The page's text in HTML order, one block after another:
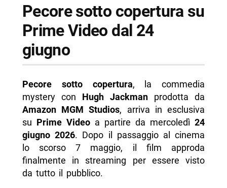
Pecore sotto copertura su
Prime Video dal 24
giugno
Pecore sotto copertura, la commedia
mystery con Hugh Jackman prodotta da
Amazon MGM Studios, arriva in esclusiva
su Prime Videoa partire da mercoledì24
giugno 2026. Dopo il passaggio al cinema
lo scorso 7 maggio, il film approda
finalmente in streaming per essere visto
da tutto il pubblico.